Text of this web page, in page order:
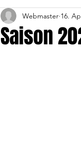
Saison
Webmaster 16.